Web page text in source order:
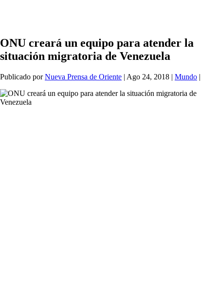
ONU creará un equipo para atender la
situación migratoria de Venezuela
Publicado porNueva Prensa de Oriente | Ago 24, 2018 | Mundo |